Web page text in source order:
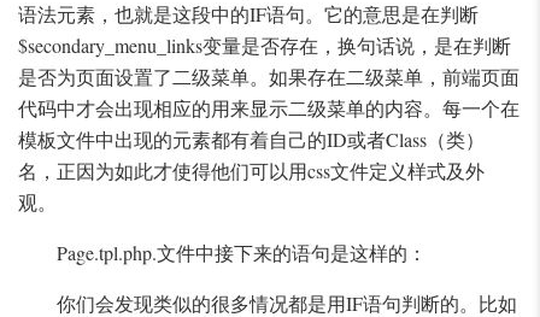
语法元素，也就是这段中的IF语句。它的意思是在判断
$secondary_menu_links变量是否存在，换句话说，是在判断
是否为页面设置了二级菜单。如果存在二级菜单，前端页面
代码中才会出现相应的用来显示二级菜单的内容。每一个在
模板文件中出现的元素都有着自己的ID或者Class（类）
名，正因为如此才使得他们可以用css文件定义样式及外
观。
Page.tpl.php.文件中接下来的语句是这样的：
你们会发现类似的很多情况都是用IF语句判断的。比如